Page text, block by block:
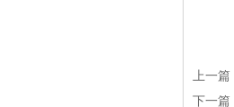
上一篇
下一篇